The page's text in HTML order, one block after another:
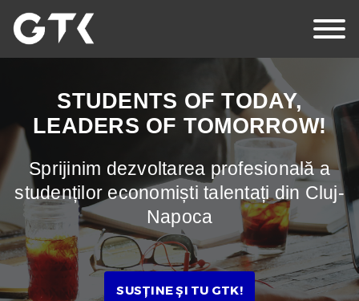
Acasă
Despre Noi
Știri
Evenimente
STUDENTS OF TODAY,
LEADERS OF TOMORROW!
Sprijinim dezvoltarea profesională a
studenților economiști talentați din Cluj-
Napoca
SUSȚINE ȘI TU GTK!